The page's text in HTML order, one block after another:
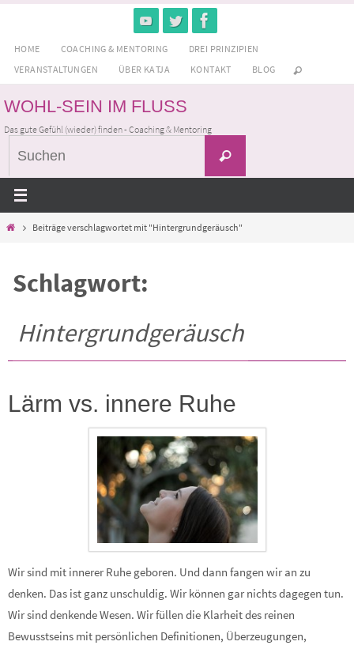
springen
HOME COACHING & MENTORING
DREI PRINZIPIEN
VERANSTALTUNGEN
ÜBER KATJA KONTAKT BLOG
WOHL-SEIN IM FLUSS
Das gute Gefühl (wieder) finden - Coaching & Mentoring
Suchen
HomeBeiträge verschlagwortet mit "Hintergrundgeräusch"
Schlagwort:
Hintergrundgeräusch
Lärm vs. innere Ruhe
Wir sind mit innerer Ruhe geboren. Und dann fangen wir an zu
denken. Das ist ganz unschuldig. Wir können gar nichts dagegen tun.
Wir sind denkende Wesen. Wir füllen die Klarheit des reinen
Bewusstseins mit persönlichen Definitionen, Überzeugungen,